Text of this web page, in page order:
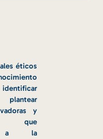
éticos
y
que
a la